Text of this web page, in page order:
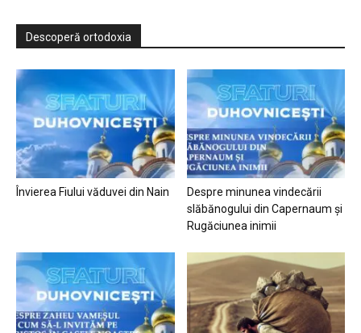
Descoperă ortodoxia
Învierea Fiului văduvei din Nain
Despre minunea vindecării
slăbănogului din Capernaum și
Rugăciunea inimii